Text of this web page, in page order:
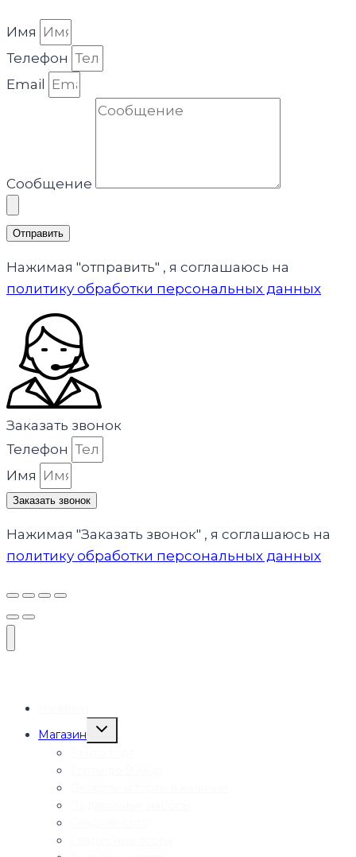
Имя
Телефон
Email
Сообщение
Отправить
Нажимая "отправить" , я соглашаюсь на
политику обработки персональных данных
Заказать звонок
Телефон
Имя
Заказать звонок
Нажимая "Заказать звонок" , я соглашаюсь на
политику обработки персональных данных
Магазин
Переключить